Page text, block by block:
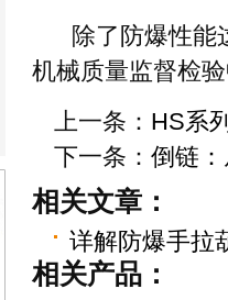
除了防爆性能
机械质量监督检
上一条： HS系
下一条： 倒链
相关文章：
详解防爆手拉
相关产品：